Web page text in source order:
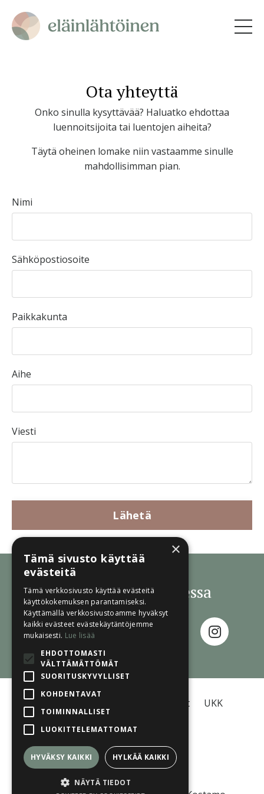
Ota yhteyttä
Onko sinulla kysyttävää? Haluatko ehdottaa
luennoitsijoita tai luentojen aiheita?
Täytä oheinen lomake niin vastaamme sinulle
mahdollisimman pian.
Nimi
Sähköpostiosoite
Paikkakunta
Aihe
Viesti
Lähetä
Seuraa meitä somessa
Käyttöehdot UKK
© 2026 Eläinlähtöinen Oy
×
Tämä sivusto käyttää
evästeitä
Tämä verkkosivusto käyttää evästeitä
käyttökokemuksen parantamiseksi.
Käyttämällä verkkosivustoamme hyväksyt
kaikki evästeet evästekäytäntöjemme
mukaisesti. Lue lisää
EHDOTTOMASTI
VÄLTTÄMÄTTÖMÄT
SUORITUSKYVYLLISET
KOHDENTAVAT
TOIMINNALLISET
LUOKITTELEMATTOMAT
HYVÄKSY KAIKKI HYLKÄÄ KAIKKI
NÄYTÄ TIEDOT